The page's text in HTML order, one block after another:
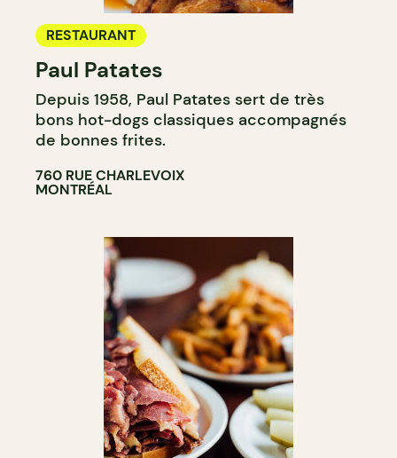
RESTAURANT
Paul Patates
Depuis 1958, Paul Patates sert de très
bons hot-dogs classiques accompagnés
de bonnes frites.
760 RUE CHARLEVOIX
MONTRÉAL